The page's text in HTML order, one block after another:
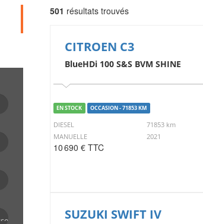
501 résultats trouvés
CITROEN C3
BlueHDi 100 S&S BVM SHINE
EN STOCK OCCASION - 71853 KM
DIESEL
71853 km
MANUELLE
2021
10 690 € TTC
SUZUKI SWIFT IV